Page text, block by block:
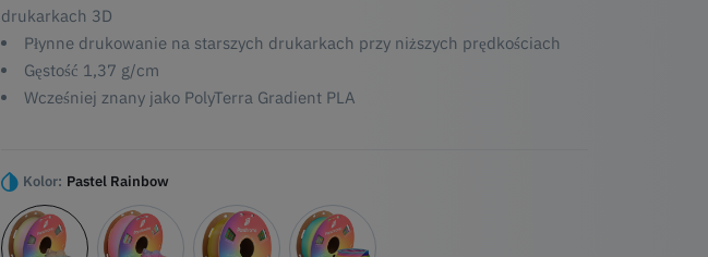
drukarkach 3D
Płynne drukowanie na starszych drukarkach przy niższych prędkościach
Gęstość 1,37 g/cm
Wcześniej znany jako PolyTerra Gradient PLA
Kolor: Pastel Rainbow